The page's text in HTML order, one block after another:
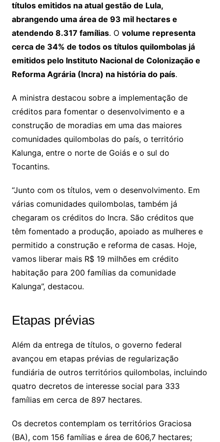
títulos emitidos na atual gestão de Lula,
abrangendo uma área de 93 mil hectares e
atendendo 8.317 famílias. O volume representa
cerca de 34% de todos os títulos quilombolas já
emitidos pelo Instituto Nacional de Colonização e
Reforma Agrária (Incra) na história do país.
A ministra destacou sobre a implementação de
créditos para fomentar o desenvolvimento e a
construção de moradias em uma das maiores
comunidades quilombolas do país, o território
Kalunga, entre o norte de Goiás e o sul do
Tocantins.
“Junto com os títulos, vem o desenvolvimento. Em
várias comunidades quilombolas, também já
chegaram os créditos do Incra. São créditos que
têm fomentado a produção, apoiado as mulheres e
permitido a construção e reforma de casas. Hoje,
vamos liberar mais R$ 19 milhões em crédito
habitação para 200 famílias da comunidade
Kalunga”, destacou.
Etapas prévias
Além da entrega de títulos, o governo federal
avançou em etapas prévias de regularização
fundiária de outros territórios quilombolas, incluindo
quatro decretos de interesse social para 333
famílias em cerca de 897 hectares.
Os decretos contemplam os territórios Graciosa
(BA), com 156 famílias e área de 606,7 hectares;